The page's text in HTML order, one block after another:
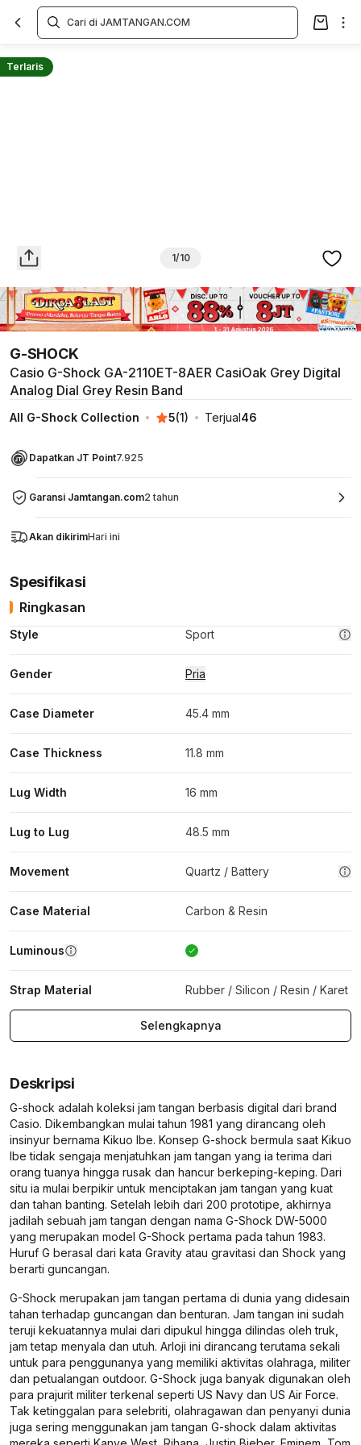
Terlaris
1/10
G-SHOCK
Casio G-Shock GA-2110ET-8AER CasiOak Grey Digital
Analog Dial Grey Resin Band
All G-Shock Collection 5(1) Terjual46
Dapatkan JT Point7.925
Garansi Jamtangan.com2 tahun
Akan dikirimHari ini
Overview
Spesifikasi
Ringkasan
Style Sport
Gender Pria
Case Diameter 45.4 mm
Case Thickness 11.8 mm
Lug Width 16 mm
Lug to Lug 48.5 mm
Movement Quartz / Battery
Case Material Carbon & Resin
Luminous
Strap Material Rubber / Silicon / Resin / Karet
Selengkapnya
Deskripsi
G-shock adalah koleksi jam tangan berbasis digital dari brand
Casio. Dikembangkan mulai tahun 1981 yang dirancang oleh
insinyur bernama Kikuo Ibe. Konsep G-shock bermula saat Kikuo
Ibe tidak sengaja menjatuhkan jam tangan yang ia terima dari
orang tuanya hingga rusak dan hancur berkeping-keping. Dari
situ ia mulai berpikir untuk menciptakan jam tangan yang kuat
dan tahan banting. Setelah lebih dari 200 prototipe, akhirnya
jadilah sebuah jam tangan dengan nama G-Shock DW-5000
yang merupakan model G-Shock pertama pada tahun 1983.
Huruf G berasal dari kata Gravity atau gravitasi dan Shock yang
berarti guncangan.
G-Shock merupakan jam tangan pertama di dunia yang didesain
tahan terhadap guncangan dan benturan. Jam tangan ini sudah
teruji kekuatannya mulai dari dipukul hingga dilindas oleh truk,
jam tetap menyala dan utuh. Arloji ini dirancang terutama sekali
untuk para penggunanya yang memiliki aktivitas olahraga, militer
dan petualangan outdoor. G-Shock juga banyak digunakan oleh
para prajurit militer terkenal seperti US Navy dan US Air Force.
Tak ketinggalan para selebriti, olahragawan dan penyanyi dunia
juga sering menggunakan jam tangan G-shock dalam aktivitas